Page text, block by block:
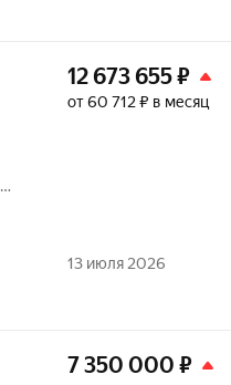
12 673 655₽
от 60 712 ₽ в месяц
13 июля 2026
7 350 000 ₽